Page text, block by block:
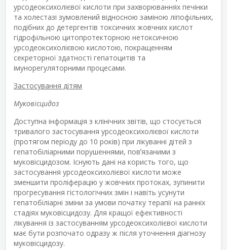
урсодеоксихолієвої кислоти при захворюваннях печінки
та холестазі зумовлений відносною заміною ліпофільних,
подібних до детергентів токсичних жовчних кислот
гідрофільною цитопротекторною нетоксичною
урсодеоксихолієвою кислотою, покращенням
секреторної здатності гепатоцитів та
імунорегуляторними процесами.
Застосування дітям
Муковісцидоз
Доступна інформація з клінічних звітів, що стосується
тривалого застосування урсодеоксихолієвої кислоти
(протягом періоду до 10 років) при лікуванні дітей з
гепатобіліарними порушеннями, повʼязаними з
муковісцидозом. Існують дані на користь того, що
застосування урсодеоксихолієвої кислоти може
зменшити проліферацію у жовчних протоках, зупинити
прогресування гістологічних змін і навіть усунути
гепатобіліарні зміни за умови початку терапії на ранніх
стадіях муковісцидозу. Для кращої ефективності
лікування із застосуванням урсодеоксихолієвої кислоти
має бути розпочато одразу ж після уточнення діагнозу
муковісцидозу.